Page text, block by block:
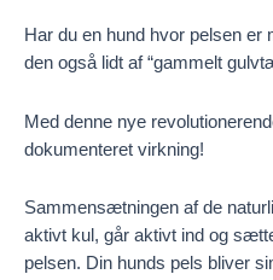
Har du en hund hvor pelsen
den også lidt af “gammelt
Med denne nye
dokumenteret virkning!
Sammensætningen af de
aktivt kul, går aktivt ind og
pelsen. Din hunds pels bliver